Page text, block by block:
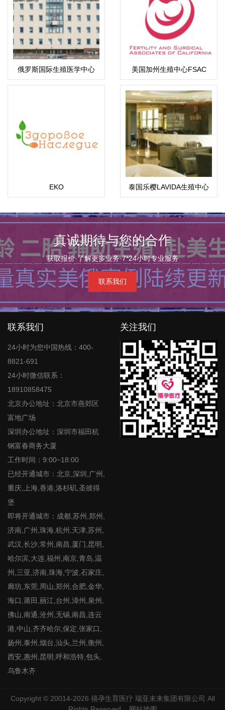
俄罗斯国际生殖医学中心
(ICRM)
美国加州生殖中心FSAC
EKO 泰国乐樱LAVIDA生殖中心
真诚期待与您的合作
获取报价·了解更多业务·7*24小时专业服务
联系我们
联系我们
24小时为您中国热线：400-
8821-691
24小时微信联系：
18910858475
北京办公地址：北京市燕郊区
富地广场
深圳办公地址：深圳市福田杭
钢富春商务大厦
工作时间：9:00~18:00
已经开通城市：北京,深圳,广州,
重庆,上海,香港,洛杉矶,圣彼得
堡
即将开通城市：成都,苏州,郑州,
济南,广州,珠海,杭州,天津,苏州,
武汉,长沙,常州,南昌,厦门,昆明,
哈尔滨,大连,福州,南京,青岛,温
州,三亚,济南,珠海,宁波,石家庄,
廊坊,东莞,周山,郑州,合肥,金华,
海口,莆田,丽江,台州,漳州,泉州,
佛山,南通,沧州,无锡,南昌,连云
港,中山,齐齐哈尔,保定,张家口,
扬州,泰州,烟台,汕头,兰州,衡州,
西安,惠州,昆明,呼和浩特,包头,
乌鲁木齐
关注我们
Copyright © 20014-2026 禧孕生育医疗 瑞亚未来集团有限公司 All